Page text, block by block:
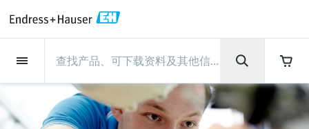
现场仪表
流量
流量
电磁流量计
物位测量
雷达物位测量
液体分析
pH电极和变送器
温度测量
温度变送器
压力测量
绝压和表压测量
系统产品
数据管理仪&数据记录仪
光学分析
TDLAS和QF分析仪
Netilion IIoT
Netilion Value
服务产品
Project and commissioning services
Project and commissioning
services
技术支持服务
远程技术支持
仪表维护
验证服务
仪表性能优化服务
校准报告分析
行业应用
食品与饮料
支持
快速获取服务支持！
公司
Endress+Hauser集团
Endress+Hauser集团
公司概况
生产中心
物位和压力测量
集团实力
过程安全性
新闻与案例
新闻与案例总览
活动和培训
培训
您的Endress+Hauser职业生